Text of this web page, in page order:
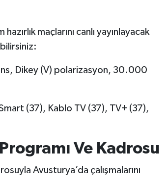
maçlarını canlı yayınlayacak
Dikey (V) polarizasyon, 30.000
(37), Kablo TV (37), TV+ (37),
Ve Kadrosu
Avusturya’da çalışmalarını